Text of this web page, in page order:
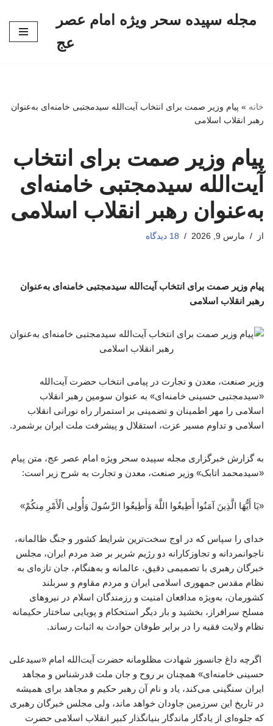
مجله سپیده سحر ویژه امام عصر
عج
خانه » پیام وزیر صمت برای انتخاب آیت‌الله سیدمجتبی خامنه‌ای به‌عنوان
رهبر انقلاب اسلامی
پیام وزیر صمت برای انتخاب
آیت‌الله سیدمجتبی خامنه‌ای
به‌عنوان رهبر انقلاب اسلامی
از مارس 9, 2026 18 دیدگاه
پیام وزیر صمت برای انتخاب آیت‌الله سیدمجتبی خامنه‌ای به‌عنوان
رهبر انقلاب اسلامی
وزیر صنعت، معدن و تجارت در پیامی انتخاب حضرت آیت‌الله
«سیدمجتبی حسینی خامنه‌ای» به عنوان سومین رهبر انقلاب
اسلامی را مهر اطمینان و تضمینی بر استمرار راه نورانی انقلاب
اسلامی و تداوم مسیر عزت، استقلال و پیشرفت ملت ایران برشمرد.
به گزارش خبرگزاری مجله سپیده سحر ویژه امام عصر عج، متن پیام
«سیدمحمد اتابک» وزیر صنعت، معدن و تجارت به شرح زیر است:
«یَا أَیُّهَا الَّذِینَ آمَنُوا أَطِیعُوا اللَّهَ وَأَطِیعُوا الرَّسُولَ وَأُولِی الْأَمْرِ مِنکُمْ»
خدای را سپاس که در اوج سخت‌ترین شرایط کشور و جنگ ظالمانه،
ناجوانمردانه و تجاوزکارانه دو رژیم شریر بر ضد مردم ایران، مجلس
خبرگان رهبری با تصمیمی دقیق، عالمانه و به‌هنگام، جان تازه‌ای به
نظام مقدس جمهوری اسلامی ایران و مردم مقاوم و سربلند
کشورمان، به‌ویژه مدافعان امنیت و رزمندگان اسلام در نیروهای
مسلح سرافراز، بخشید و بار دیگر استحکام و پویایی ساختار حکیمانه
نظام ولایت فقیه را در برابر طوفان حوادث به اثبات رساند.
اگرچه داغ جانسوز شهادت مظلومانه حضرت آیت‌الله امام «سیدعلی
حسینی خامنه‌ای» همچنان بر روح و جان ملت قدرشناس و مجاهد
ایران سنگینی می‌کند، یاد و نام آن رهبر حکیم و مجاهد برای همیشه
در تاریخ این سرزمین جاودان خواهد ماند، ولی مجلس خبرگان رهبری
که جلوه‌ای از یادگار ماندگار بنیانگذار کبیر انقلاب اسلامی حضرت